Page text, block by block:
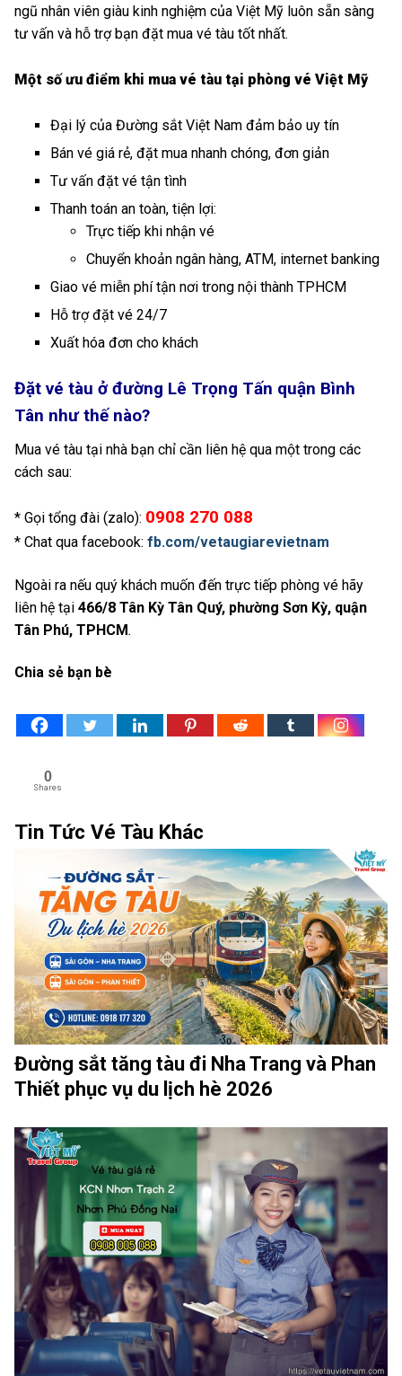
ngũ nhân viên giàu kinh nghiệm của Việt Mỹ luôn sẵn sàng
tư vấn và hỗ trợ bạn đặt mua vé tàu tốt nhất.
Một số ưu điểm khi mua vé tàu tại phòng vé Việt Mỹ
Đại lý của Đường sắt Việt Nam đảm bảo uy tín
Bán vé giá rẻ, đặt mua nhanh chóng, đơn giản
Tư vấn đặt vé tận tình
Thanh toán an toàn, tiện lợi:
Trực tiếp khi nhận vé
Chuyển khoản ngân hàng, ATM, internet banking
Giao vé miễn phí tận nơi trong nội thành TPHCM
Hỗ trợ đặt vé 24/7
Xuất hóa đơn cho khách
Đặt vé tàu ở đường Lê Trọng Tấn quận Bình
Tân như thế nào?
Mua vé tàu tại nhà bạn chỉ cần liên hệ qua một trong các
cách sau:
* Gọi tổng đài (zalo): 0908 270 088
* Chat qua facebook: fb.com/vetaugiarevietnam
Ngoài ra nếu quý khách muốn đến trực tiếp phòng vé hãy
liên hệ tại 466/8 Tân Kỳ Tân Quý, phường Sơn Kỳ, quận
Tân Phú, TPHCM.
Chia sẻ bạn bè
0
Shares
Tin Tức Vé Tàu Khác
Đường sắt tăng tàu đi Nha Trang và Phan
Thiết phục vụ du lịch hè 2026